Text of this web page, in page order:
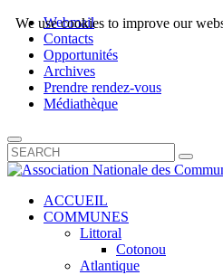
Webmail
Contacts
Opportunités
Archives
Prendre rendez-vous
Médiathèque
ACCUEIL
COMMUNES
Littoral
Cotonou
Atlantique
We use cookies to improve our